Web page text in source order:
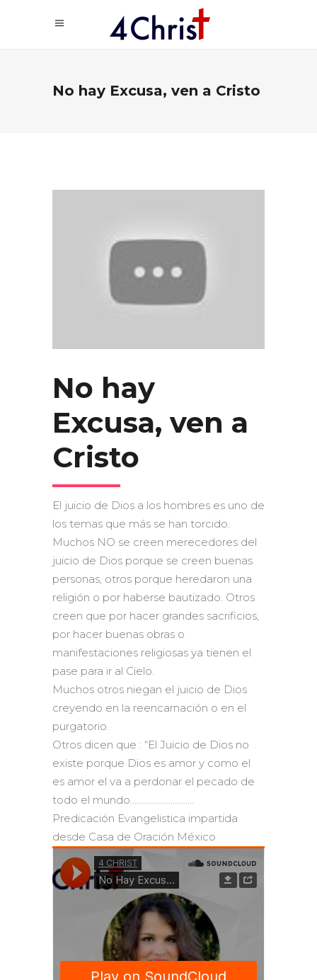
No hay Excusa, ven a Cristo
No hay
Excusa, ven a
Cristo
El juicio de Dios a los hombres es uno de
los temas que más se han torcido.
Muchos NO se creen merecedores del
juicio de Dios porque se creen buenas
personas, otros porque heredaron una
religión o por haberse bautizado. Otros
creen que por hacer grandes sacrificios,
por hacer buenas obras o
manifestaciones religiosas ya tienen el
pase para ir al Cielo.
Muchos otros niegan el juicio de Dios
creyendo en la reencarnación o en el
purgatorio.
Otros dicen que : “El Juicio de Dios no
existe porque Dios es amor y como el
es amor el va a perdonar el pecado de
todo el mundo…………………………
Predicación Evangelistica impartida
desde Casa de Oración México